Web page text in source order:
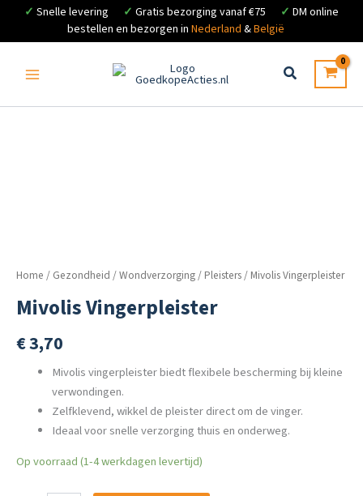
✓ Snelle levering ✓ Gratis bezorging vanaf €75 ✓ DM online
bestellen en bezorgen in Nederland &België
inhoud
Home / Gezondheid /Wondverzorging/ Pleisters/ Mivolis Vingerpleister
Mivolis Vingerpleister
€3,70
Mivolis vingerpleister biedt flexibele bescherming bij kleine
verwondingen.
Zelfklevend, wikkel de pleister direct om de vinger.
Ideaal voor snelle verzorging thuis en onderweg.
Op voorraad (1-4 werkdagen levertijd)